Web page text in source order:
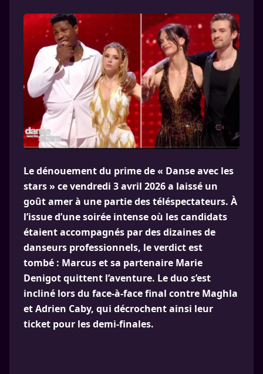
Le dénouement du prime de « Danse avec les
stars » ce vendredi 3 avril 2026 a laissé un
goût amer à une partie des téléspectateurs. À
l’issue d’une soirée intense où les candidats
étaient accompagnés par des dizaines de
danseurs professionnels, le verdict est
tombé : Marcus et sa partenaire Marie
Denigot quittent l’aventure. Le duo s’est
incliné lors du face-à-face final contre Maghla
et Adrien Caby, qui décrochent ainsi leur
ticket pour les demi-finales.